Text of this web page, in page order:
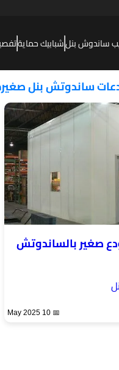
ساندوش بنلشبابيك حماية
ساندوتش بنل
صغير بالساندوتش
📅 10 May 2025